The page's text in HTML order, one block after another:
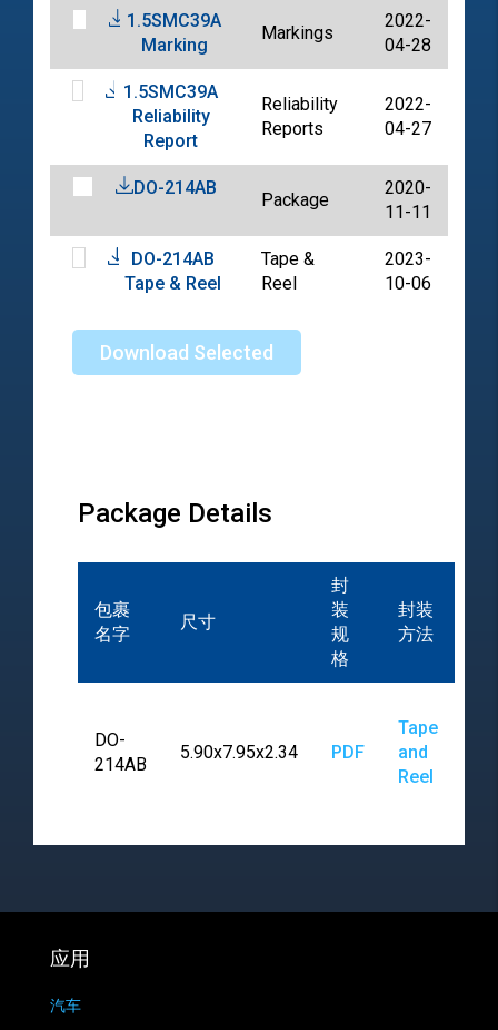
1.5SMC39A
Marking
Markings
2022-
04-28
1.5SMC39A
Reliability
Report
Reliability
Reports
2022-
04-27
DO-214AB
Package
2020-
11-11
DO-214AB
Tape & Reel
Tape &
Reel
2023-
10-06
Download Selected
Package Details
包裹
名字
尺寸
封
装
规
格
封装
方法
DO-
214AB
5.90x7.95x2.34 PDF
Tape
and
Reel
应用
汽车